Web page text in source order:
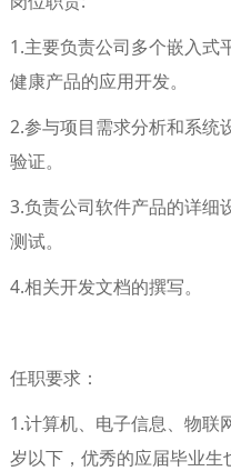
1.主要负责公司多个嵌入式
健康产品的应用开发。
2.参与项目需求分析和系统
验证。
3.负责公司软件产品的详细
测试。
4.相关开发文档的撰写。
任职要求：
1.计算机、电子信息、物联
岁以下，优秀的应届毕业生